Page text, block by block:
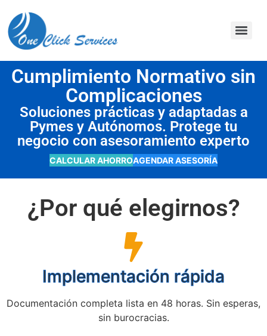
Cumplimiento Normativo sin
Complicaciones
Soluciones prácticas y adaptadas a
Pymes y Autónomos. Protege tu
negocio con asesoramiento experto
CALCULAR AHORROAGENDAR ASESORÍA
¿Por qué elegirnos?
Implementación rápida
Documentación completa lista en 48 horas. Sin esperas,
sin burocracias.